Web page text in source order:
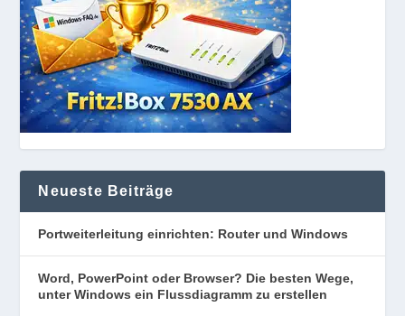
Neueste Beiträge
Portweiterleitung einrichten: Router und Windows
Word, PowerPoint oder Browser? Die besten Wege,
unter Windows ein Flussdiagramm zu erstellen